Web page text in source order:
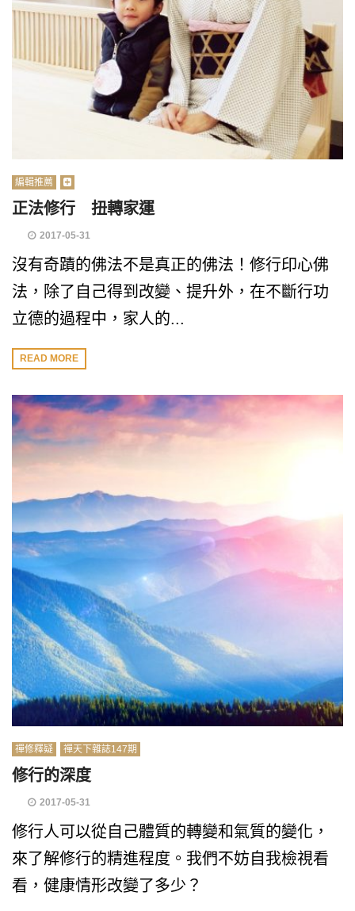
編輯推薦
正法修行 扭轉家運
2017-05-31
沒有奇蹟的佛法不是真正的佛法！修行印心佛
法，除了自己得到改變、提升外，在不斷行功
立德的過程中，家人的...
READ MORE
禪修釋疑 禪天下雜誌147期
修行的深度
2017-05-31
修行人可以從自己體質的轉變和氣質的變化，
來了解修行的精進程度。我們不妨自我檢視看
看，健康情形改變了多少？